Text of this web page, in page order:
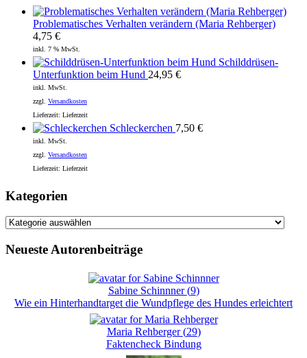
Problematisches Verhalten verändern (Maria Rehberger)
4,75 €
inkl. 7 % MwSt.
Schilddrüsen-
Unterfunktion beim Hund 24,95 €
inkl. MwSt.
zzgl. Versandkosten
Lieferzeit: Lieferzeit
Schleckerchen 7,50 €
inkl. MwSt.
zzgl. Versandkosten
Lieferzeit: Lieferzeit
Kategorien
Kategorien
Neueste Autorenbeiträge
Sabine Schinnner(9)
Wie ein Hinterhandtarget die Wundpflege des Hundes erleichtert
Maria Rehberger(29)
Faktencheck Bindung